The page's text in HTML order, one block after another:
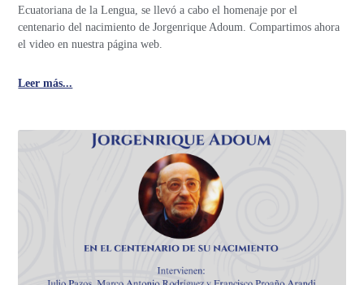
Ecuatoriana de la Lengua, se llevó a cabo el homenaje por el
centenario del nacimiento de Jorgenrique Adoum. Compartimos ahora
el video en nuestra página web.
Leer más...